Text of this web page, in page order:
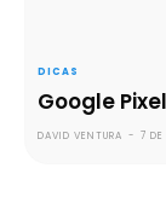
DICAS
Google
DAVID VENTURA - 7